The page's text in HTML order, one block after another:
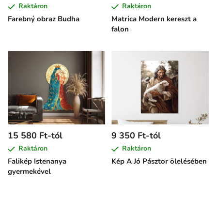
Farebný obraz Budha
Raktáron
Matrica Modern kereszt a
falon
Raktáron
Falikép Istenanya
gyermekével
15 580 Ft-tól
Raktáron
Kép A Jó Pásztor ölelésében
9 350 Ft-tól
Raktáron